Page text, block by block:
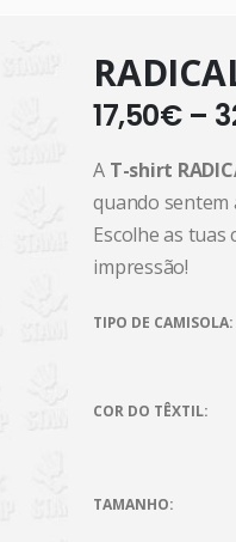
17,50€–
A T-shirt
quando sentem
Escolhe as
impressão!
TIPO DE CAMISOLA
COR DO TÊXTIL
TAMANHO